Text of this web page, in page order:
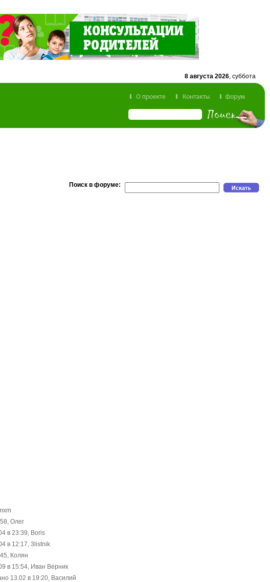
8 августа 2026, суббота
Поиск в форуме:
Олег
в 23:39, Boris
в 12:17, 3listnik
Колян
в 15:54, Иван Верник
13.02 в 19:20, Василий